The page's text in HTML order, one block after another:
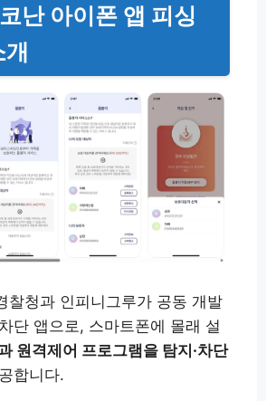
난 아이폰 앱 피싱
찰청과 인피니그루가 공동 개발
단 앱으로, 스마트폰에 몰래 설
원격제어 프로그램을 탐지·차단
합니다.